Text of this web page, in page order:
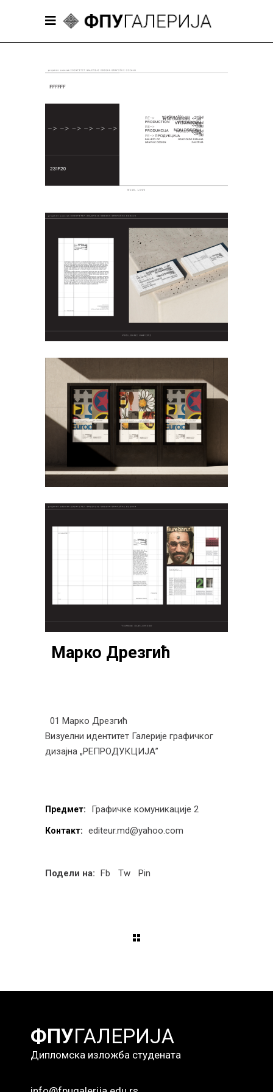
Марко Дрезгић
01 Марко Дрезгић
Визуелни идентитет Галерије графичког
дизајна „РЕПРОДУКЦИЈА”
Предмет: Графичке комуникације 2
Контакт: editeur.md@yahoo.com
Подели на: Fb Tw Pin
ФПУГАЛЕРИЈА
Дипломска изложба студената